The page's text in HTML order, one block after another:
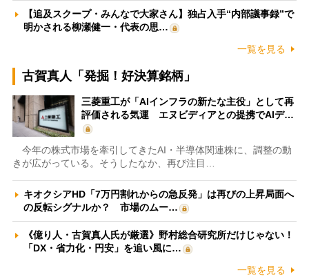
【追及スクープ・みんなで大家さん】独占入手“内部議事録”で
明かされる柳瀬健一・代表の思…
一覧を見る
古賀真人「発掘！好決算銘柄」
三菱重工が「AIインフラの新たな主役」として再
評価される気運 エヌビディアとの提携でAIデ…
今年の株式市場を牽引してきたAI・半導体関連株に、調整の動
きが広がっている。そうしたなか、再び注目…
キオクシアHD「7万円割れからの急反発」は再びの上昇局面へ
の反転シグナルか？ 市場のムー…
《億り人・古賀真人氏が厳選》野村総合研究所だけじゃない！
「DX・省力化・円安」を追い風に…
一覧を見る